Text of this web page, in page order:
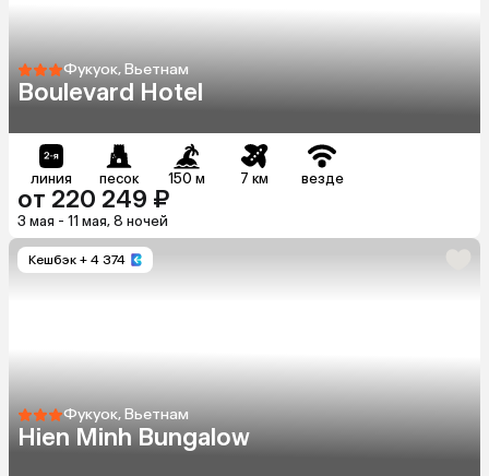
Фукуок, Вьетнам
Boulevard Hotel
линия песок 150 м 7 км везде
от 220 249 ₽
3 мая - 11 мая, 8 ночей
Кешбэк + 4 374
Фукуок, Вьетнам
Hien Minh Bungalow